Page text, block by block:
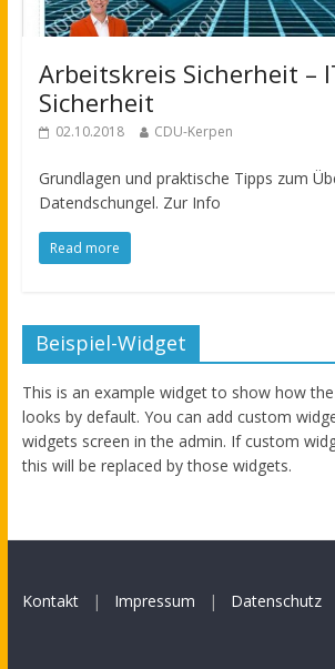
Arbeitskreis Sicherheit –
Sicherheit
02.10.2018 CDU-Kerpen
Grundlagen und praktische Tipps zum
Datendschungel. Zur Info
Read more
Beispiel-Widget
This is an example widget to show how
looks by default. You can add custom
widgets screen in the admin. If custom
this will be replaced by those widgets.
Kontakt| Impressum | Datenschutz